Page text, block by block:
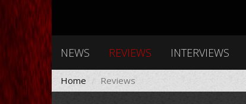
NEWS REVIEWS INTERVIEWS
Home Reviews